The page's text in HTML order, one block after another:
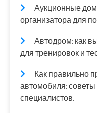
Аукционные
организатора для
Автодром: как
для тренировок и
Как правильно
автомобиля:
специалистов.